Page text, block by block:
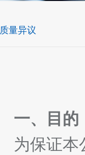
质量异议
一、目的
为保证本